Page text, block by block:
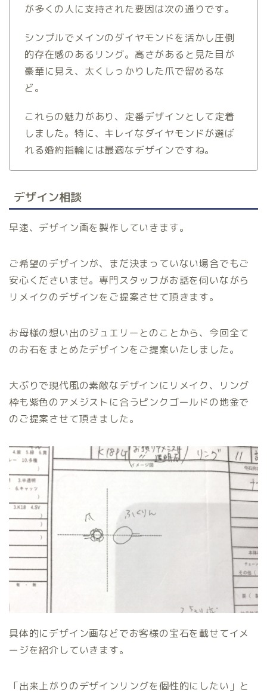
が多くの人に支持された要因は次の通りです。
シンプルでメインのダイヤモンドを活かし圧倒
的存在感のあるリング。高さがあると見た目が
豪華に見え、太くしっかりした爪で留めるな
ど。
これらの魅力があり、定番デザインとして定着
しました。特に、キレイなダイヤモンドが選ば
れる婚約指輪には最適なデザインですね。
デザイン相談
早速、デザイン画を製作していきます。
ご希望のデザインが、まだ決まっていない場合でもご
安心くださいませ。専門スタッフがお話を伺いながら
リメイクのデザインをご提案させて頂きます。
お母様の想い出のジュエリーとのことから、今回全て
のお石をまとめたデザインをご提案いたしました。
大ぶりで現代風の素敵なデザインにリメイク、リング
枠も紫色のアメジストに合うピンクゴールドの地金で
のご提案させて頂きました。
具体的にデザイン画などでお客様の宝石を載せてイメ
ージを紹介していきます。
「出来上がりのデザインリングを個性的にしたい」と